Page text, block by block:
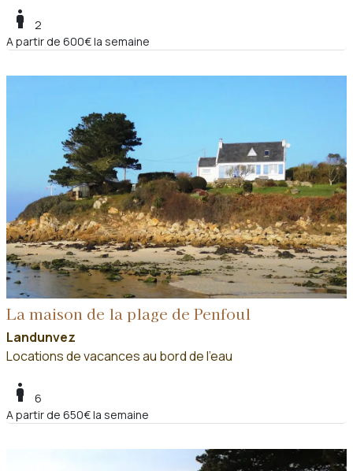
boy
2
A partir de 600€ la semaine
La maison de la plage de Penfoul
Landunvez
Locations de vacances au bord de l'eau
boy
6
A partir de 650€ la semaine